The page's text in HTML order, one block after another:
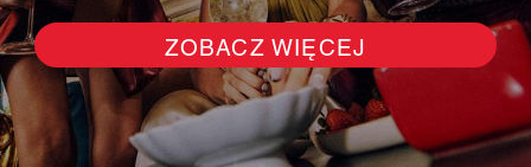
ZOBACZ WIĘCEJ